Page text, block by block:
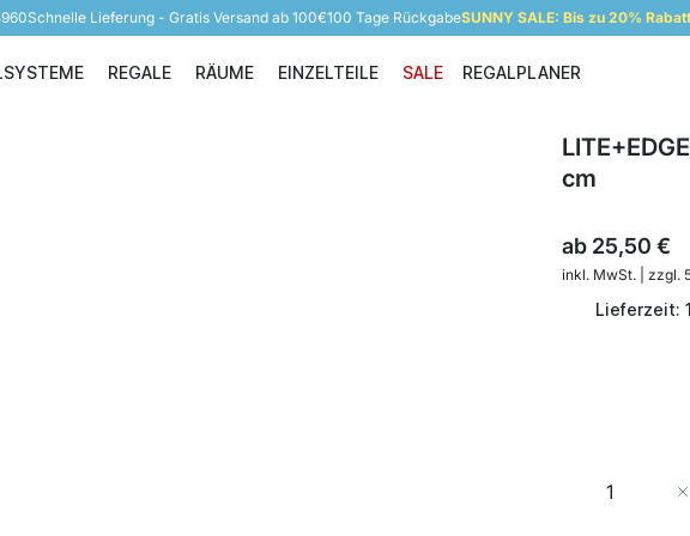
Schnelle Lieferung - Gratis Versand ab 100€100 Tage RückgabeSUNNY SALE: Bis zu 20% Rabatt
Regalsysteme
REGALE
Regale
RÄUME
Räume
EINZELTEILE
Einzelteile
SALE REGALPLANER
cm
ab 25,50 €
inkl. MwSt. | zzgl.
Lieferzeit:
Menge